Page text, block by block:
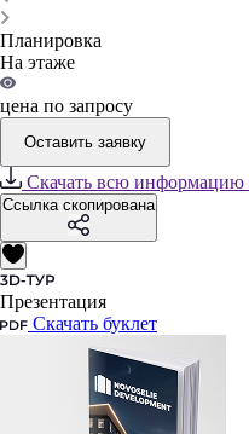
Планировка
На этаже
цена по запросу
Оставить заявку
Скачать всю информацию
Ссылка скопирована
Презентация
Скачать буклет